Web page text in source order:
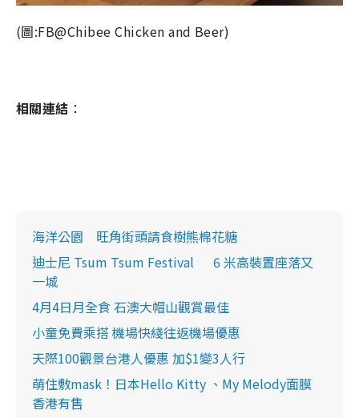
(圖:FB@Chibee Chicken and Beer)
相關連結 ：
海洋公園 旺角街頭請食樹熊棉花糖
迪士尼 Tsum Tsum Festival 6 米高裝置座落又
一城
4月4日月全食 石澳大帽山觀賞最佳
小童免費乘搭 機場快綫往返機場優惠
天際100觀景台港人優惠 加$1變3人行
萌住敷mask！日本Hello Kitty 、My Melody面膜
香港有售